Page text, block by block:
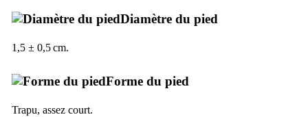
Diamètre du pied
1,5 ± 0,5 cm.
Forme du pied
Trapu, assez court.